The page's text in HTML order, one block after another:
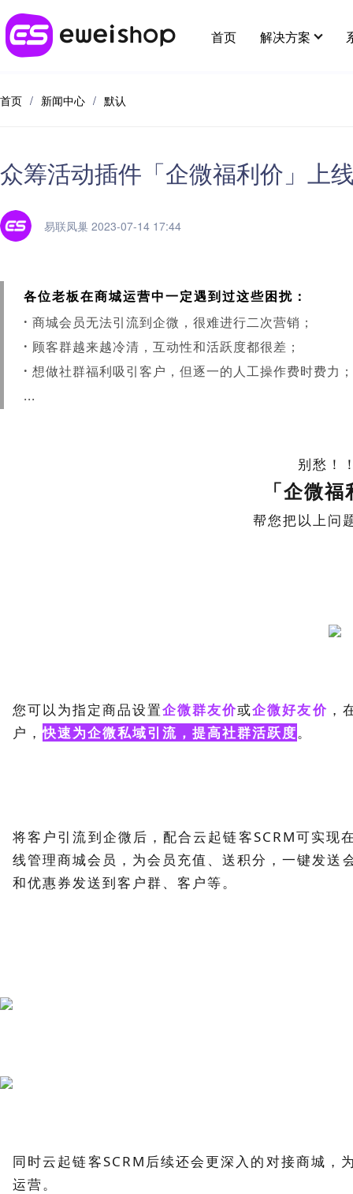
首页 解决方案
超强社交分销
e闪收银台
新人专区
供应链
省钱好物
易宝分账
e闪趣直播
分销
预约到
帮助中心
开放平台
应用市场
首页 / 新闻中心 / 默认
众筹活动插件「企微福利价」上
易联凤巢 2023-07-14 17:44
各位老板在商城运营中一定遇到过这些困扰：
· 商城会员无法引流到企微，很难进行二次营销；
· 顾客群越来越冷清，互动性和活跃度都很差；
· 想做社群福利吸引客户，但逐一的人工操作费时费力；
...
别愁！
「企微
帮您把以上问
您可以为指定商品设置企微群友价或企微好友价 ，
户， 快速为企微私域引流，提高社群活跃度。
将客户引流到企微后，配合云起链客SCRM可实现
线管理商城会员，为会员充值、送积分，一键发
和优惠券发送到客户群、客户等。
同时云起链客SCRM后续还会更深入的对接商城
运营。